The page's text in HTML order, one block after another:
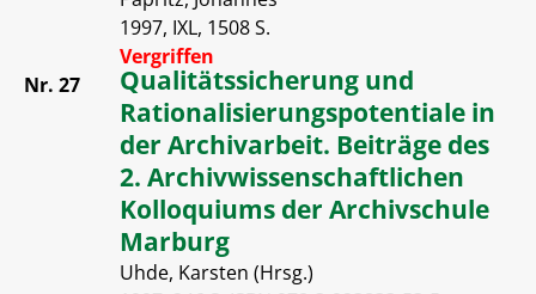
1997, IXL, 1508 S.
Vergriffen
Nr. 27
Qualitätssicherung und
Rationalisierungspotentiale in
der Archivarbeit. Beiträge des
2. Archivwissenschaftlichen
Kolloquiums der Archivschule
Marburg
Uhde, Karsten (Hrsg.)